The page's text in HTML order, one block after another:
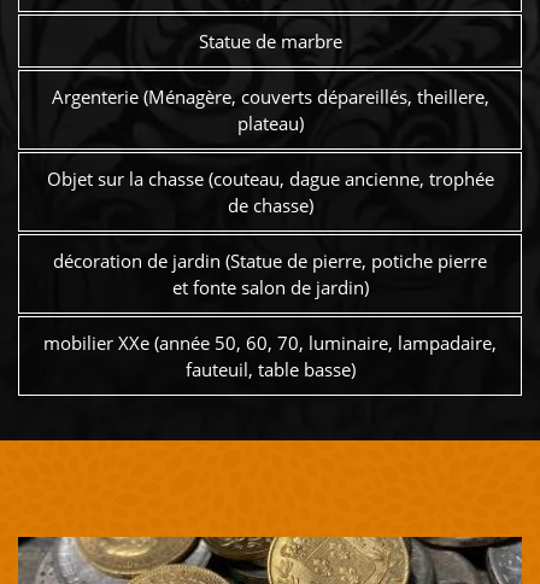
Statue de marbre
Argenterie (Ménagère, couverts dépareillés, theillere,
plateau)
Objet sur la chasse (couteau, dague ancienne, trophée
de chasse)
décoration de jardin (Statue de pierre, potiche pierre
et fonte salon de jardin)
mobilier XXe (année 50, 60, 70, luminaire, lampadaire,
fauteuil, table basse)